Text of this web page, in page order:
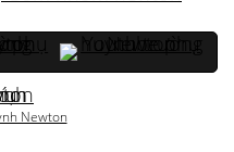
Newton